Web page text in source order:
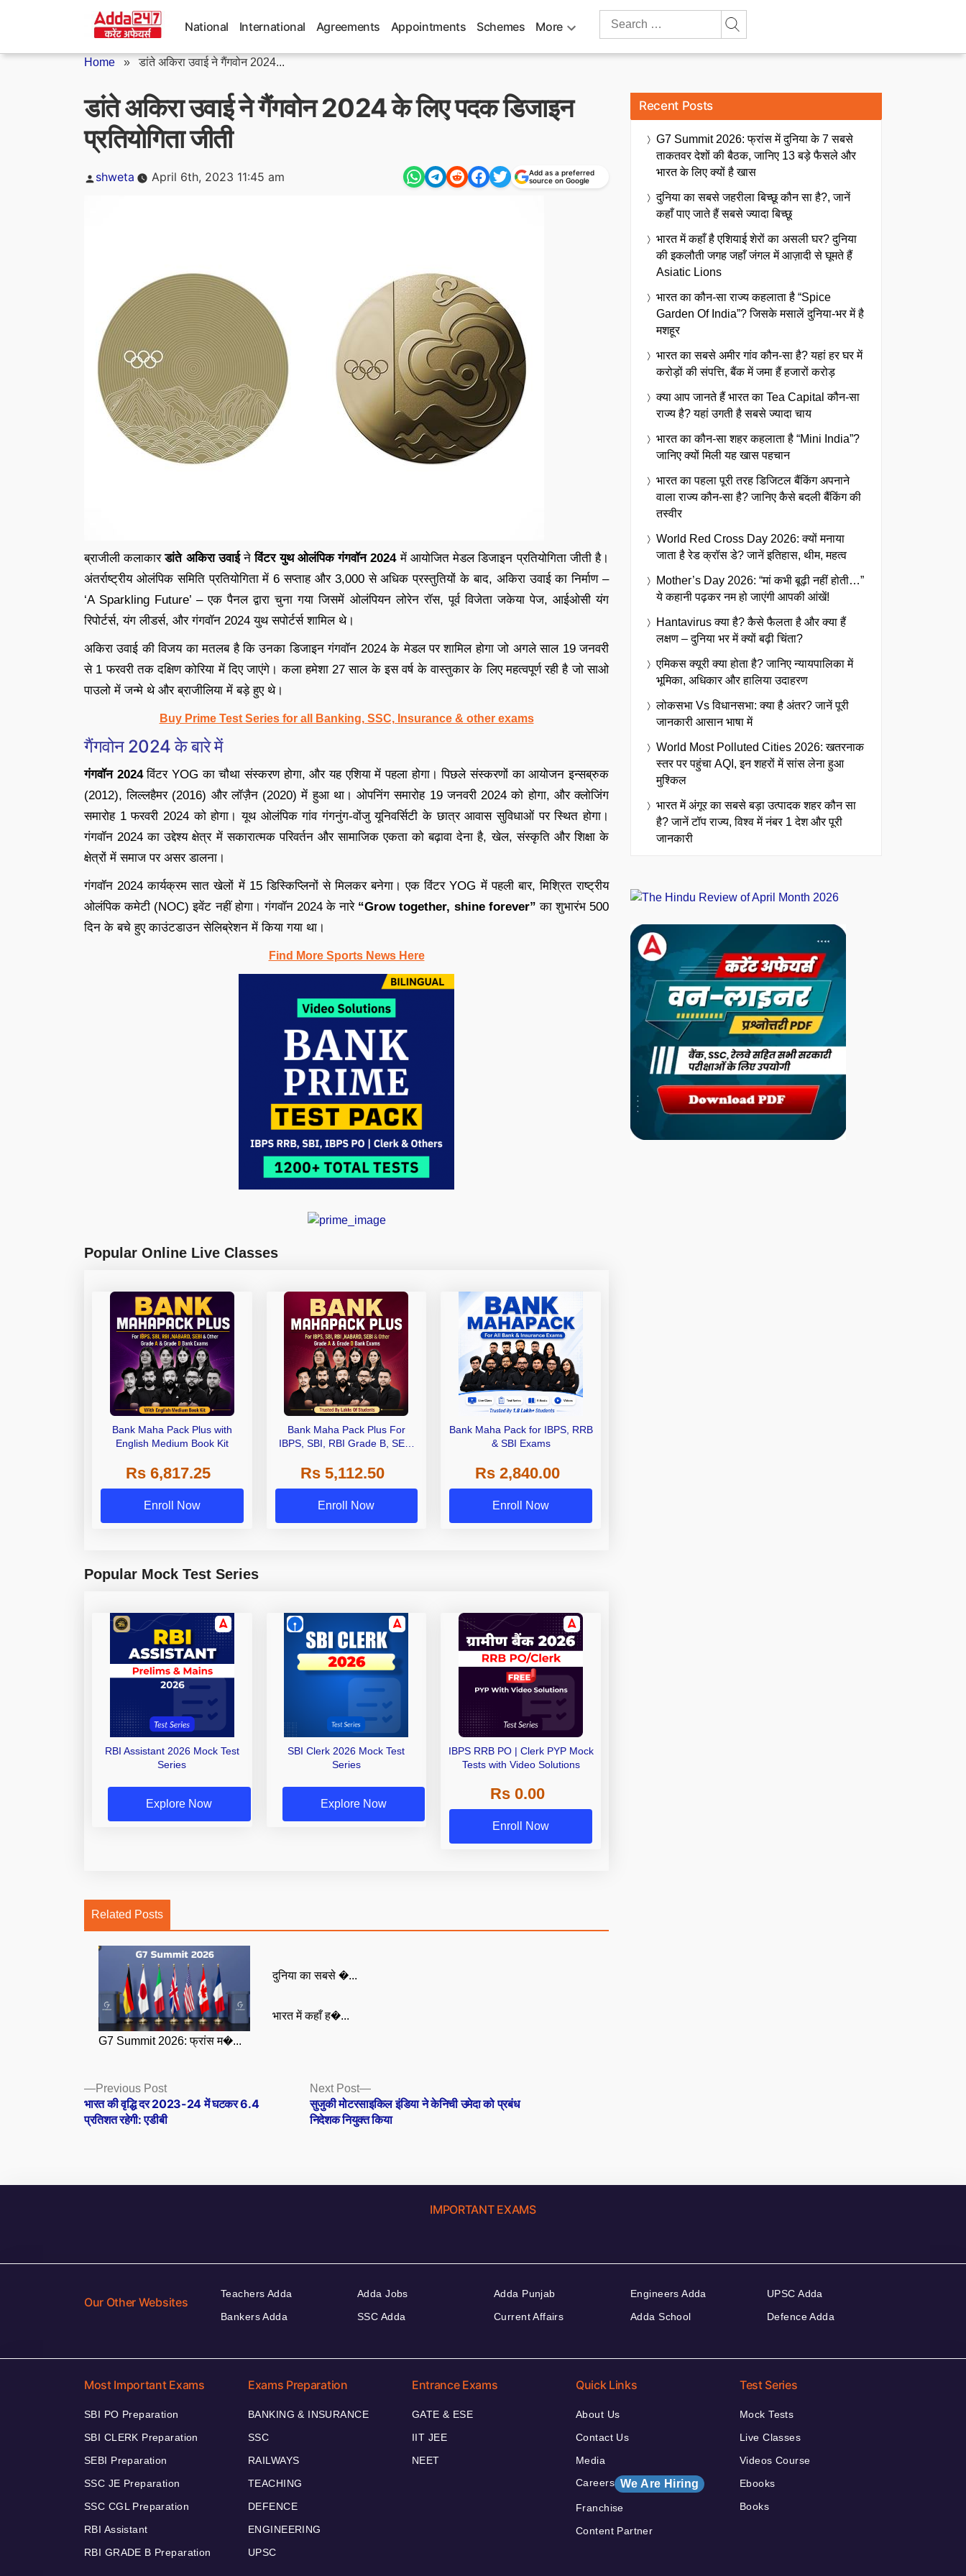
National International Agreements Appointments Schemes More
Search
Home »डांते अकिरा उवाई ने गैंगवोन 2024...
डांते अकिरा उवाई ने गैंगवोन 2024 के लिए पदक डिजाइन
प्रतियोगिता जीती
Posted
shweta April 6th, 2023 11:45 am
Add as a preferred
source on Google
ब्राजीली कलाकारडांते अकिरा उवाईनेविंटर युथ ओलंपिक गंगवॉन 2024में आयोजित मेडल डिजाइन प्रतियोगिता जीती है।
अंतर्राष्ट्रीय ओलंपिक समिति प्रतियोगिता में 6 सप्ताह और 3,000 से अधिक प्रस्तुतियों के बाद, अकिरा उवाई का निर्माण –
‘A Sparkling Future’ – एक पैनल द्वारा चुना गया जिसमें ओलंपियन लोरेन रॉस, पूर्व विजेता जकेया पेज, आईओसी यंग
रिपोर्टर्स, यंग लीडर्स, और गंगवॉन 2024 युथ सपोर्टर्स शामिल थे।
अकिरा उवाई की विजय का मतलब है कि उनका डिजाइन गंगवॉन 2024 के मेडल पर शामिल होगा जो अगले साल 19 जनवरी
से 1 फरवरी तक दक्षिण कोरिया में दिए जाएंगे। कला हमेशा 27 साल के इस वर्ष के वास्तुकार के लिए महत्वपूर्ण रही है जो साओ
पाउलो में जन्मे थे और ब्राजीलिया में बड़े हुए थे।
Buy Prime Test Series for all Banking, SSC, Insurance & other exams
गैंगवोन 2024 के बारे में
गंगवॉन 2024विंटर YOG का चौथा संस्करण होगा, और यह एशिया में पहला होगा। पिछले संस्करणों का आयोजन इन्सब्रुक
(2012), लिल्लहैमर (2016) और लॉज़ैन (2020) में हुआ था। ओपनिंग समारोह 19 जनवरी 2024 को होगा, और क्लोजिंग
समारोह 1 फरवरी 2024 को होगा। यूथ ओलंपिक गांव गंगनुंग-वोंजु यूनिवर्सिटी के छात्र आवास सुविधाओं पर स्थित होगा।
गंगवॉन 2024 का उद्देश्य क्षेत्र में सकारात्मक परिवर्तन और सामाजिक एकता को बढ़ावा देना है, खेल, संस्कृति और शिक्षा के
क्षेत्रों में समाज पर असर डालना।
गंगवॉन 2024 कार्यक्रम सात खेलों में 15 डिस्किप्लिनों से मिलकर बनेगा। एक विंटर YOG में पहली बार, मिश्रित राष्ट्रीय
ओलंपिक कमेटी (NOC) इवेंट नहीं होगा। गंगवॉन 2024 के नारे “Grow together, shine forever” का शुभारंभ 500
दिन के बचे हुए काउंटडाउन सेलिब्रेशन में किया गया था।
Find More Sports News Here
Popular Online Live Classes
Bank Maha Pack Plus with
English Medium Book Kit
Rs 6,817.25
Enroll Now
Bank Maha Pack Plus For
IBPS, SBI, RBI Grade B, SEBI
Other Grade A & Grade B Bank
Exams
Rs 5,112.50
Enroll Now
Bank Maha Pack for IBPS, RRB
& SBI Exams
Rs 2,840.00
Enroll Now
Popular Mock Test Series
RBI Assistant 2026 Mock Test
Series
Explore Now
SBI Clerk 2026 Mock Test
Series
Explore Now
IBPS RRB PO | Clerk PYP Mock
Tests with Video Solutions
Rs 0.00
Enroll Now
Related Posts
G7 Summit 2026: फ्रांस म�...
दुनिया का सबसे �...
भारत में कहाँ ह�...
Posts
navigation
Previous PostPrevious
post:
भारत की वृद्धि दर 2023-24 में घटकर 6.4
प्रतिशत रहेगी: एडीबी
Next Post
Next
post:
सुजुकी मोटरसाइकिल इंडिया ने केनिची उमेदा को प्रबंध
निदेशक नियुक्त किया
Recent Posts
G7 Summit 2026: फ्रांस में दुनिया के 7 सबसे
ताकतवर देशों की बैठक, जानिए 13 बड़े फैसले और
भारत के लिए क्यों है खास
दुनिया का सबसे जहरीला बिच्छू कौन सा है?, जानें
कहाँ पाए जाते हैं सबसे ज्यादा बिच्छू
भारत में कहाँ है एशियाई शेरों का असली घर? दुनिया
की इकलौती जगह जहाँ जंगल में आज़ादी से घूमते हैं
Asiatic Lions
भारत का कौन-सा राज्य कहलाता है “Spice
Garden Of India”? जिसके मसालें दुनिया-भर में है
मशहूर
भारत का सबसे अमीर गांव कौन-सा है? यहां हर घर में
करोड़ों की संपत्ति, बैंक में जमा हैं हजारों करोड़
क्या आप जानते हैं भारत का Tea Capital कौन-सा
राज्य है? यहां उगती है सबसे ज्यादा चाय
भारत का कौन-सा शहर कहलाता है “Mini India”?
जानिए क्यों मिली यह खास पहचान
भारत का पहला पूरी तरह डिजिटल बैंकिंग अपनाने
वाला राज्य कौन-सा है? जानिए कैसे बदली बैंकिंग की
तस्वीर
World Red Cross Day 2026: क्यों मनाया
जाता है रेड क्रॉस डे? जानें इतिहास, थीम, महत्व
Mother’s Day 2026: “मां कभी बूढ़ी नहीं होती…”
ये कहानी पढ़कर नम हो जाएंगी आपकी आंखें!
Hantavirus क्या है? कैसे फैलता है और क्या हैं
लक्षण – दुनिया भर में क्यों बढ़ी चिंता?
एमिकस क्यूरी क्या होता है? जानिए न्यायपालिका में
भूमिका, अधिकार और हालिया उदाहरण
लोकसभा Vs विधानसभा: क्या है अंतर? जानें पूरी
जानकारी आसान भाषा में
World Most Polluted Cities 2026: खतरनाक
स्तर पर पहुंचा AQI, इन शहरों में सांस लेना हुआ
मुश्किल
भारत में अंगूर का सबसे बड़ा उत्पादक शहर कौन सा
है? जानें टॉप राज्य, विश्व में नंबर 1 देश और पूरी
जानकारी
IMPORTANT EXAMS
Our Other Websites
Teachers Adda
Bankers Adda
Adda Jobs
SSC Adda
Adda Punjab
Current Affairs
Engineers Adda
Adda School
UPSC Adda
Defence Adda
Most Important Exams
SBI PO Preparation
SBI CLERK Preparation
SEBI Preparation
SSC JE Preparation
SSC CGL Preparation
RBI Assistant
RBI GRADE B Preparation
Exams Preparation
BANKING & INSURANCE
SSC
RAILWAYS
TEACHING
DEFENCE
ENGINEERING
UPSC
Entrance Exams
GATE & ESE
IIT JEE
NEET
Quick Links
About Us
Contact Us
Media
Careers We Are Hiring
Franchise
Content Partner
Test Series
Mock Tests
Live Classes
Videos Course
Ebooks
Books